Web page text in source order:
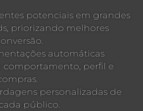
potenciais em grandes
priorizando melhores
automáticas
comportamento, perfil e
personalizadas de
público.